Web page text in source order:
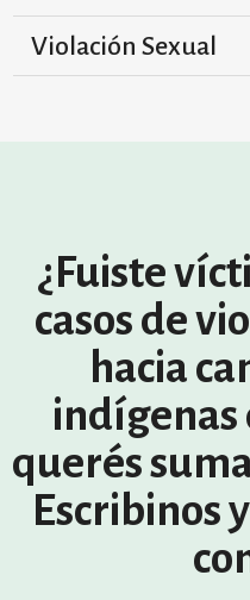
Violación Sexual
¿Fuiste
casos de
hacia
indígenas
querés
Escribinos